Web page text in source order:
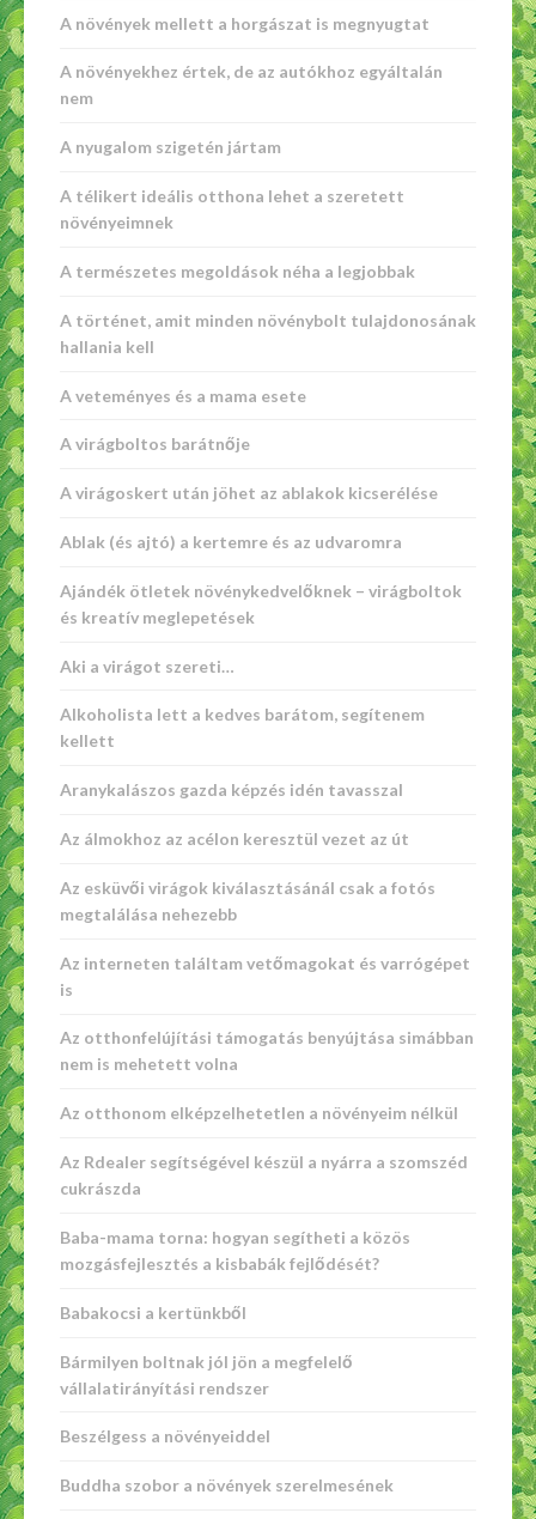
A növények mellett a horgászat is megnyugtat
A növényekhez értek, de az autókhoz egyáltalán
nem
A nyugalom szigetén jártam
A télikert ideális otthona lehet a szeretett
növényeimnek
A természetes megoldások néha a legjobbak
A történet, amit minden növénybolt tulajdonosának
hallania kell
A veteményes és a mama esete
A virágboltos barátnője
A virágoskert után jöhet az ablakok kicserélése
Ablak (és ajtó) a kertemre és az udvaromra
Ajándék ötletek növénykedvelőknek – virágboltok
és kreatív meglepetések
Aki a virágot szereti…
Alkoholista lett a kedves barátom, segítenem
kellett
Aranykalászos gazda képzés idén tavasszal
Az álmokhoz az acélon keresztül vezet az út
Az esküvői virágok kiválasztásánál csak a fotós
megtalálása nehezebb
Az interneten találtam vetőmagokat és varrógépet
is
Az otthonfelújítási támogatás benyújtása simábban
nem is mehetett volna
Az otthonom elképzelhetetlen a növényeim nélkül
Az Rdealer segítségével készül a nyárra a szomszéd
cukrászda
Baba-mama torna: hogyan segítheti a közös
mozgásfejlesztés a kisbabák fejlődését?
Babakocsi a kertünkből
Bármilyen boltnak jól jön a megfelelő
vállalatirányítási rendszer
Beszélgess a növényeiddel
Buddha szobor a növények szerelmesének